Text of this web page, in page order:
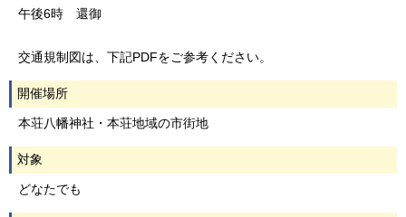
午後6時 還御
交通規制図は、下記PDFをご参考ください。
開催場所
本荘八幡神社・本荘地域の市街地
対象
どなたでも